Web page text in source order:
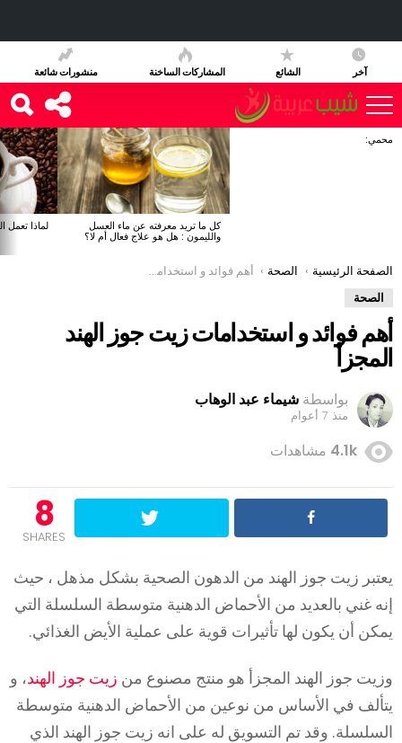
آخر الشائع المشاركات الساخنة منشورات شائعة
آخر
محمي:
كل ما تريد معرفته عن ماء العسل
والليمون : هل هو علاج فعال أم لا؟
لماذا تعمل
You are here:
الصفحة الرئيسية الصحة
أهم فوائد و استخدامات زيت جوز الهند المجزأ
الصحة
أهم فوائد و استخدامات زيت جوز الهند
المجزأ
بواسطة شيماء عبد الوهاب
منذ 7 أعوام
4.1k مشاهدات
8
SHARES
يعتبر زيت جوز الهند من الدهون الصحية بشكل مذهل ، حيث
إنه غني بالعديد من الأحماض الدهنية متوسطة السلسلة التي
يمكن أن يكون لها تأثيرات قوية على عملية الأيض الغذائي.
وزيت جوز الهند المجزأ هو منتج مصنوع من زيت جوز الهند، و
يتألف في الأساس من نوعين من الأحماض الدهنية متوسطة
السلسلة. وقد تم التسويق له على انه زيت جوز الهند الذي